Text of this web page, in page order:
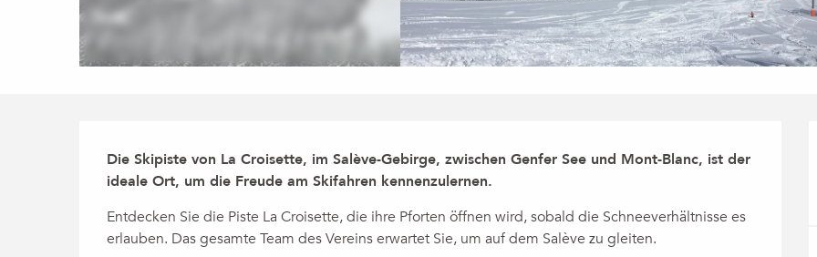
Beschreibung
Die Skipiste von La Croisette, im Salève-Gebirge, zwischen Genfer See und Mont-Blanc, ist der
ideale Ort, um die Freude am Skifahren kennenzulernen.
Entdecken Sie die Piste La Croisette, die ihre Pforten öffnen wird, sobald die Schneeverhältnisse es
erlauben. Das gesamte Team des Vereins erwartet Sie, um auf dem Salève zu gleiten.